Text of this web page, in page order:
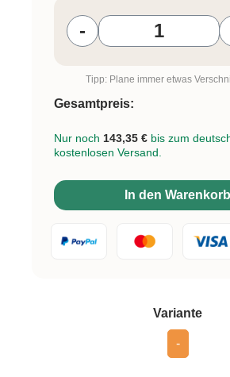
Variante
-
-
Tipp: Plane immer etwas
Gesamtpreis:
Nur noch 143,35 € bis zum
kostenlosen Versand.
In den Warenkorb